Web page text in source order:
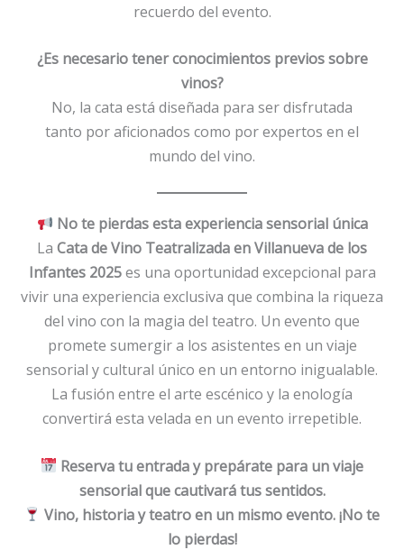
recuerdo del evento.
¿Es necesario tener conocimientos previos sobre
vinos?
No, la cata está diseñada para ser disfrutada
tanto por aficionados como por expertos en el
mundo del vino.
No te pierdas esta experiencia sensorial única
La Cata de Vino Teatralizada en Villanueva de los
Infantes 2025es una oportunidad excepcional para
vivir una experiencia exclusiva que combina la riqueza
del vino con la magia del teatro. Un evento que
promete sumergir a los asistentes en un viaje
sensorial y cultural único en un entorno inigualable.
La fusión entre el arte escénico y la enología
convertirá esta velada en un evento irrepetible.
Reserva tu entrada y prepárate para un viaje
sensorial que cautivará tus sentidos.
Vino, historia y teatro en un mismo evento. ¡No te
lo pierdas!